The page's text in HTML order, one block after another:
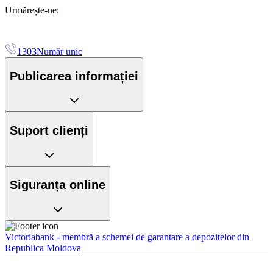
Urmărește-ne:
1303Număr unic
Publicarea informației
Suport clienți
Siguranța online
Victoriabank - membră a schemei de garantare a depozitelor din
Republica Moldova